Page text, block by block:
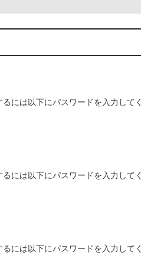
には以下にパスワードを入力してく
には以下にパスワードを入力してく
には以下にパスワードを入力してく